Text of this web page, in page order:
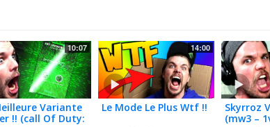
10:07
Variante
!! (call Of Duty:
14:00
Le Mode Le Plus Wtf !!
Skyrroz
(mw3 –